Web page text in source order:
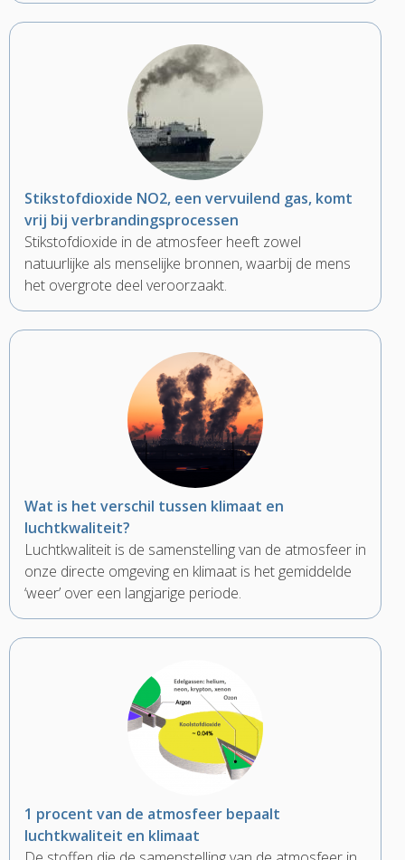
Stikstofdioxide NO2, een vervuilend gas, komt
vrij bij verbrandingsprocessen
Stikstofdioxide in de atmosfeer heeft zowel
natuurlijke als menselijke bronnen, waarbij de mens
het overgrote deel veroorzaakt.
Wat is het verschil tussen klimaat en
luchtkwaliteit?
Luchtkwaliteit is de samenstelling van de atmosfeer in
onze directe omgeving en klimaat is het gemiddelde
‘weer’ over een langjarige periode.
1 procent van de atmosfeer bepaalt
luchtkwaliteit en klimaat